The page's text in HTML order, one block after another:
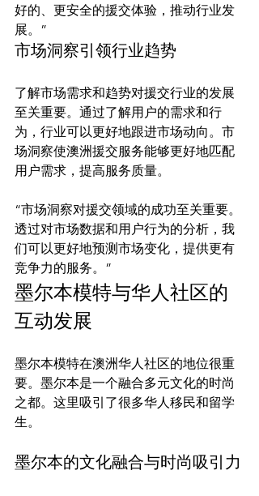
好的、更安全的援交体验，推动行业发
展。”
市场洞察引领行业趋势
了解市场需求和趋势对援交行业的发展
至关重要。通过了解用户的需求和行
为，行业可以更好地跟进市场动向。市
场洞察使澳洲援交服务能够更好地匹配
“市场洞察对援交领域的成功至关重要。
透过对市场数据和用户行为的分析，我
们可以更好地预测市场变化，提供更有
竞争力的服务。”
墨尔本模特与华人社区的
互动发展
墨尔本模特在澳洲华人社区的地位很重
要。墨尔本是一个融合多元文化的时尚
之都。这里吸引了很多华人移民和留学
墨尔本的文化融合与时尚吸引力